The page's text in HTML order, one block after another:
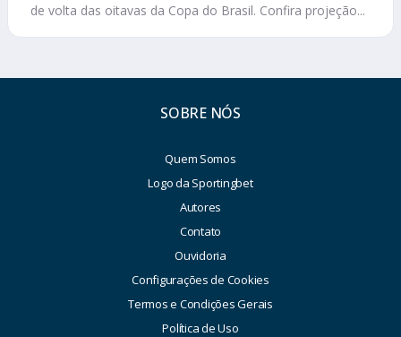
de volta das oitavas da Copa do Brasil. Confira projeção...
SOBRE NÓS
Quem Somos
Logo da Sportingbet
Autores
Contato
Ouvidoria
Configurações de Cookies
Termos e Condições Gerais
Política de Uso